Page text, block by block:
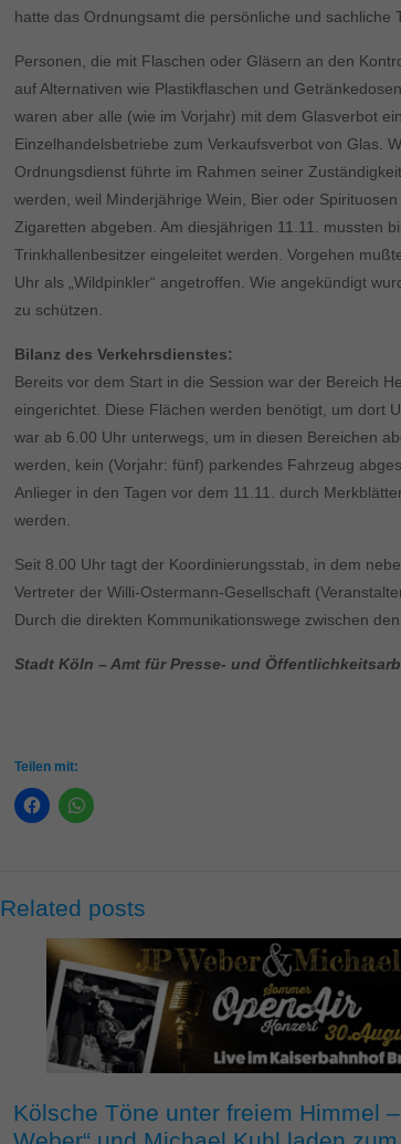
hatte das Ordnungsamt die persönliche und sachliche
Personen, die mit Flaschen oder Gläsern an den
auf Alternativen wie Plastikflaschen und
waren aber alle (wie im Vorjahr) mit dem Glasverbot
Einzelhandelsbetriebe zum Verkaufsverbot von Glas.
Ordnungsdienst führte im Rahmen seiner
werden, weil Minderjährige Wein, Bier oder
Zigaretten abgeben. Am diesjährigen 11.11. mussten
Trinkhallenbesitzer eingeleitet werden. Vorgehen
Uhr als „Wildpinkler“ angetroffen. Wie angekündigt
zu schützen.
Bilanz des Verkehrsdienstes:
Bereits vor dem Start in die Session war der Bereich
eingerichtet. Diese Flächen werden benötigt, um dort
war ab 6.00 Uhr unterwegs, um in diesen Bereichen
werden, kein (Vorjahr: fünf) parkendes Fahrzeug
Anlieger in den Tagen vor dem 11.11. durch
werden.
Seit 8.00 Uhr tagt der Koordinierungsstab, in dem
Vertreter der Willi-Ostermann-Gesellschaft
Durch die direkten Kommunikationswege zwischen
Stadt Köln – Amt für Presse- und
Teilen mit:
Related posts
Kölsche Töne unter freiem Himmel –